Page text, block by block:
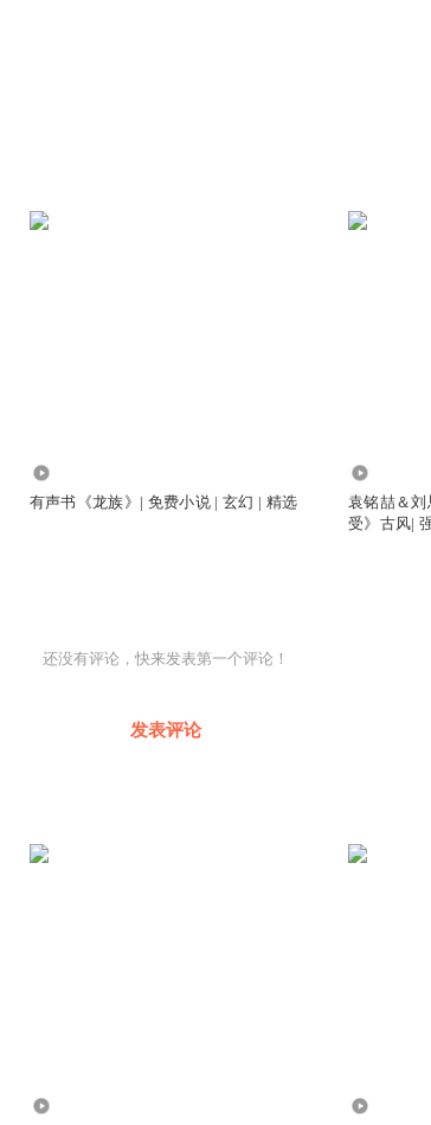
有声书《龙族》| 免费小说 | 玄幻 | 精选
袁铭喆＆
受》古风|
还没有评论，快来发表第一个评论！
发表评论